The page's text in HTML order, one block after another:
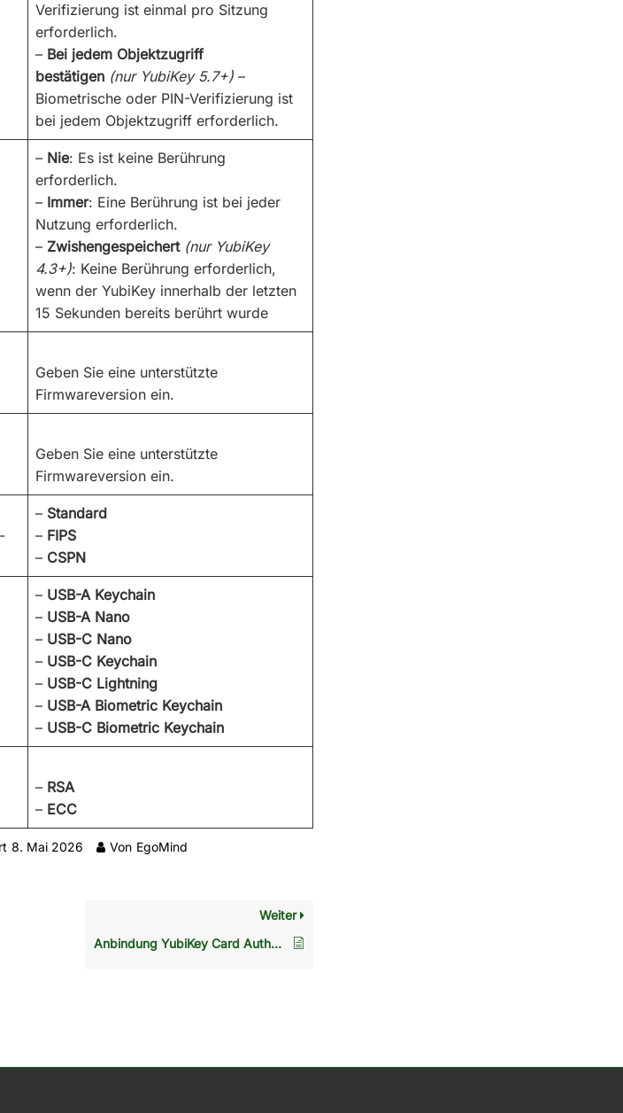
Verifizierung ist einmal pro Sitzung
erforderlich.
– Bei jedem Objektzugriff
bestätigen (nur YubiKey 5.7+) –
Biometrische oder PIN-Verifizierung ist
bei jedem Objektzugriff erforderlich.
– Nie: Es ist keine Berührung
erforderlich.
– Immer: Eine Berührung ist bei jeder
Nutzung erforderlich.
– Zwishengespeichert (nur YubiKey
4.3+): Keine Berührung erforderlich,
wenn der YubiKey innerhalb der letzten
15 Sekunden bereits berührt wurde
Geben Sie eine unterstützte
Firmwareversion ein.
Geben Sie eine unterstützte
Firmwareversion ein.
– Standard
– FIPS
– CSPN
– USB-A Keychain
– USB-A Nano
– USB-C Nano
– USB-C Keychain
– USB-C Lightning
– USB-A Biometric Keychain
– USB-C Biometric Keychain
– RSA
– ECC
8. Mai 2026 Von EgoMind
Weiter
Anbindung YubiKey Card Authentication (CCID) an MS AD Zertifikatsdienste (AD CS)